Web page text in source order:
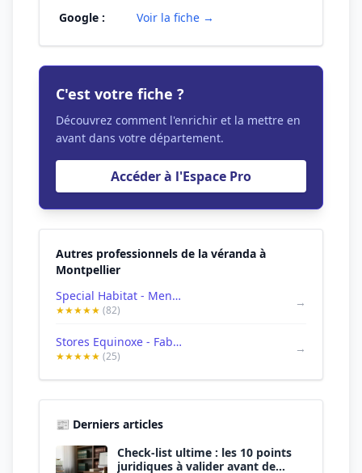
Google :
Voir la fiche →
C'est votre fiche ?
Découvrez comment l'enrichir et la mettre en
avant dans votre département.
Accéder à l'Espace Pro
Autres professionnels de la véranda à
Montpellier
Special Habitat - Menuisier Conseil
★★★★★ (82)
→
Stores Equinoxe - Fabrication de stores et moustiquaires sur mesure pour les professionnels du bâtiment
★★★★★ (25)
→
📰 Derniers articles
Check-list ultime : les 10 points
juridiques à valider avant de